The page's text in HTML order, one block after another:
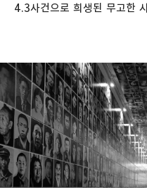
4.3사건으로 희생된 무고한